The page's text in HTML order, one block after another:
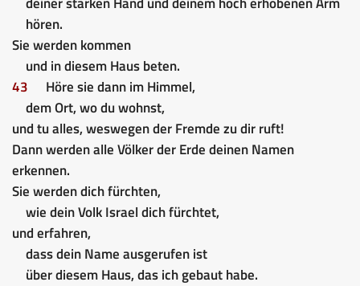
hören.
Sie werden kommen
und in diesem Haus beten.
43
Höre sie dann im Himmel,
dem Ort, wo du wohnst,
und tu alles, weswegen der Fremde zu dir ruft!
Dann werden alle Völker der Erde deinen Namen
erkennen.
Sie werden dich fürchten,
wie dein Volk Israel dich fürchtet,
und erfahren,
dass dein Name ausgerufen ist
über diesem Haus, das ich gebaut habe.